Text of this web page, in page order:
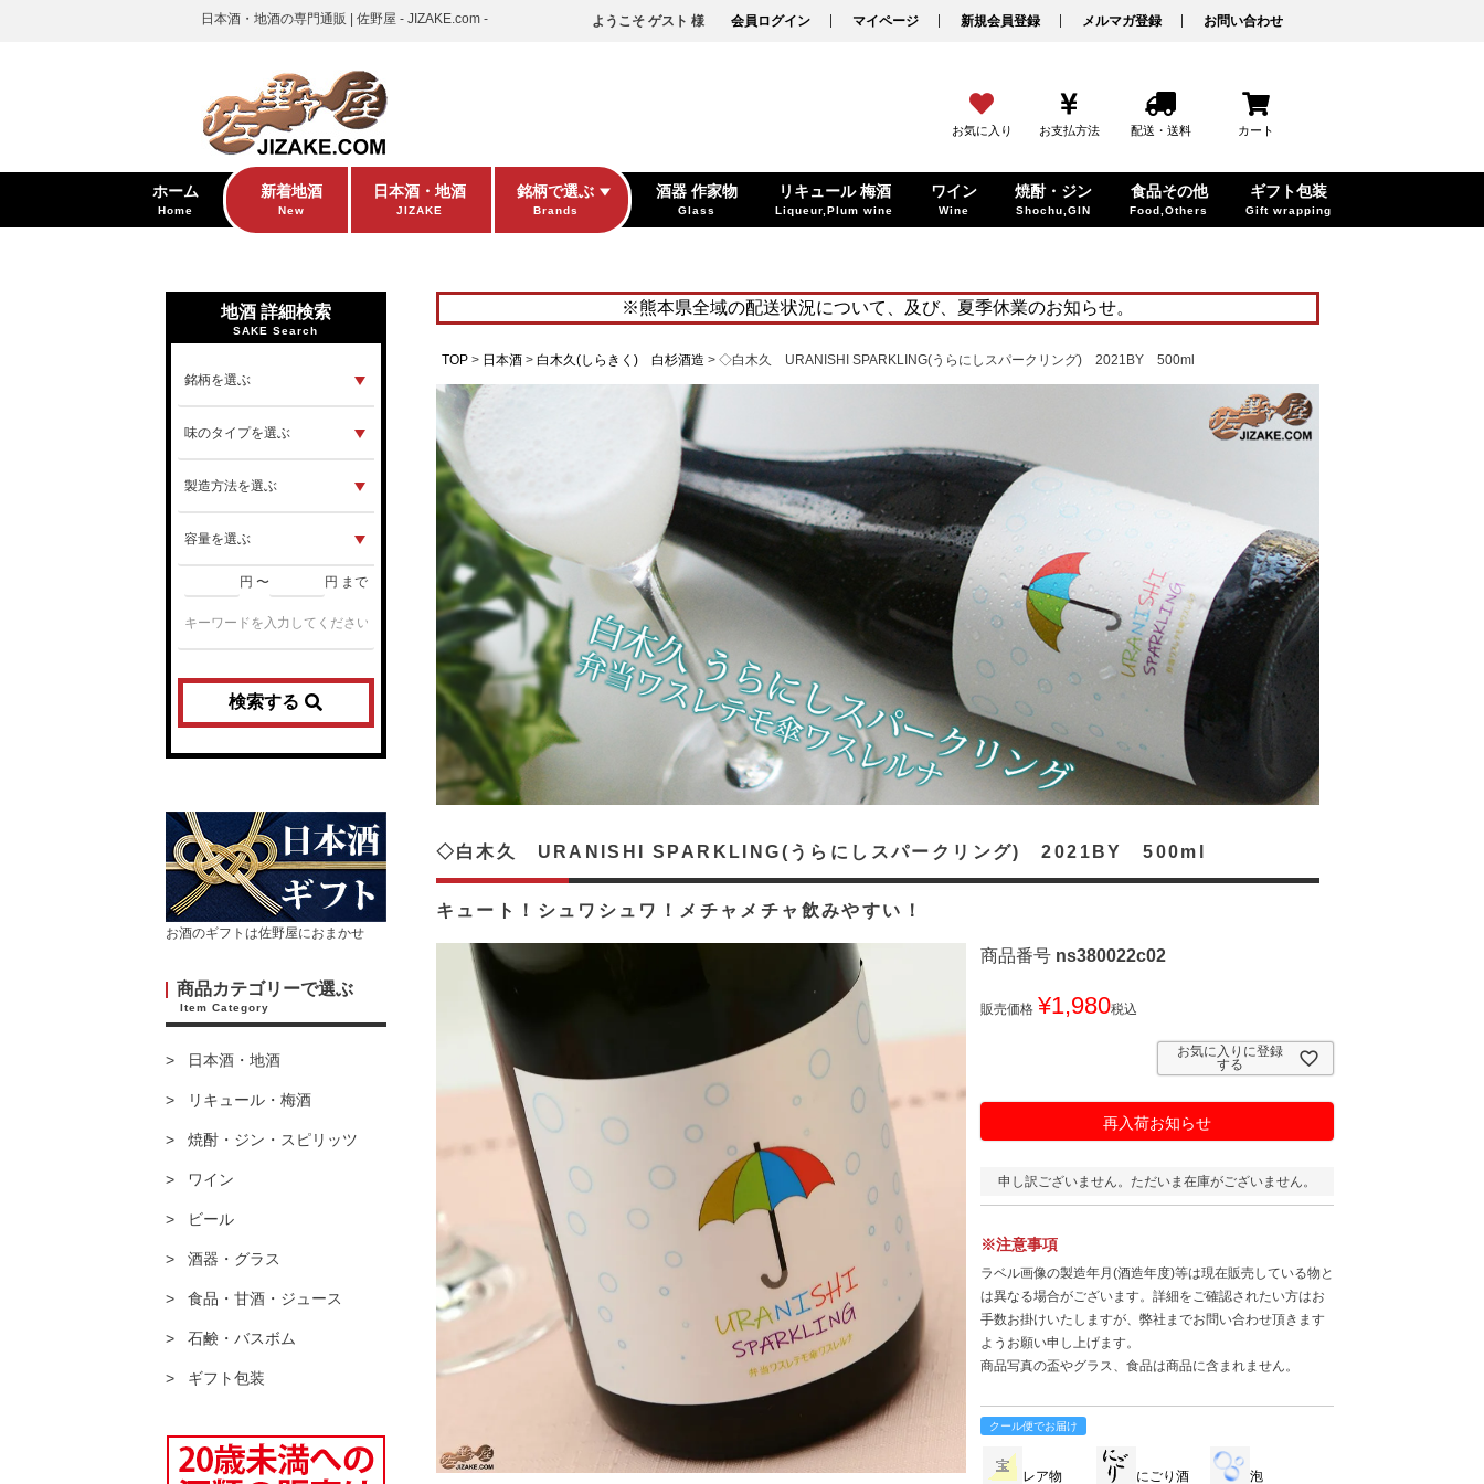
日本酒・地酒の専門通販 | 佐野屋 - JIZAKE.com - ようこそ ゲスト 様 会員ログイン マイページ 新規会員登録 メルマガ登録 お問い合わせ
お気に入り お支払方法 配送・送料 カート
ホーム
Home
新着地酒
New
日本酒・地酒
JIZAKE
銘柄で選ぶ
Brands
酒器 作家物
Glass
リキュール 梅酒
Liqueur,Plum wine
ワイン
Wine
焼酎・ジン
Shochu,GIN
食品その他
Food,Others
ギフト包装
Gift wrapping
地酒 詳細検索
SAKE Search
円 〜 円 まで
検索する
お酒のギフトは佐野屋におまかせ
商品カテゴリーで選ぶ
Item Category
日本酒・地酒
リキュール・梅酒
焼酎・ジン・スピリッツ
ワイン
ビール
酒器・グラス
食品・甘酒・ジュース
石鹸・バスボム
ギフト包装
※熊本県全域の配送状況について、及び、夏季休業のお知らせ。
TOP 日本酒 白木久(しらきく) 白杉酒造 ◇白木久 URANISHI SPARKLING(うらにしスパークリング) 2021BY 500ml
キュート！シュワシュワ！メチャメチャ飲みやすい！
◇白木久 URANISHI SPARKLING(うらにしスパークリング) 2021BY 500ml
商品番号 ns380022c02
販売価格 ¥1,980税込
お気に入りに登録
する
再入荷お知らせ
申し訳ございません。ただいま在庫がございません。
※注意事項
ラベル画像の製造年月(酒造年度)等は現在販売している物と
は異なる場合がございます。詳細をご確認されたい方はお
手数お掛けいたしますが、弊社までお問い合わせ頂きます
ようお願い申し上げます。
商品写真の盃やグラス、食品は商品に含まれません。
クール便でお届け
レア物 にごり酒 泡